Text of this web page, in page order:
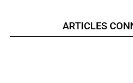
ARTICLES